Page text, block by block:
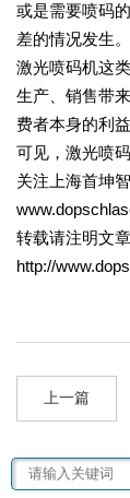
或是需要喷码
差的情况发生。
激光喷码机这
生产、销售带
费者本身的利
可见，激光喷
关注上海首坤
转载请注明文
http://
上一篇